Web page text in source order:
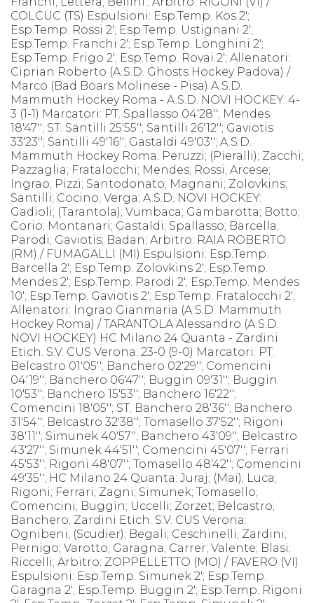
COLCUC (TS) Espulsioni: Esp.Temp. Kos 2';
Esp.Temp. Rossi 2'; Esp.Temp. Ustignani 2';
Esp.Temp. Franchi 2'; Esp.Temp. Longhini 2';
Esp.Temp. Frigo 2'; Esp.Temp. Rovai 2'; Allenatori:
Ciprian Roberto (A.S.D. Ghosts Hockey Padova) /
Marco (Bad Boars Molinese - Pisa) A.S.D.
Mammuth Hockey Roma - A.S.D. NOVI HOCKEY: 4-
3 (1-1) Marcatori: PT. Spallasso 04'28''; Mendes
18'47''; ST. Santilli 25'55''; Santilli 26'12''; Gaviotis
33'23''; Santilli 49'16''; Gastaldi 49'03''; A.S.D.
Mammuth Hockey Roma: Peruzzi; (Pieralli); Zacchi;
Pazzaglia; Fratalocchi; Mendes; Rossi; Arcese;
Ingrao; Pizzi; Santodonato; Magnani; Zolovkins;
Santilli; Cocino; Verga; A.S.D. NOVI HOCKEY:
Gadioli; (Tarantola); Vumbaca; Gambarotta; Botto;
Corio; Montanari; Gastaldi; Spallasso; Barcella;
Parodi; Gaviotis; Badan; Arbitro: RAIA ROBERTO
(RM) / FUMAGALLI (MI) Espulsioni: Esp.Temp.
Barcella 2'; Esp.Temp. Zolovkins 2'; Esp.Temp.
Mendes 2'; Esp.Temp. Parodi 2'; Esp.Temp. Mendes
10'; Esp.Temp. Gaviotis 2'; Esp.Temp. Fratalocchi 2';
Allenatori: Ingrao Gianmaria (A.S.D. Mammuth
Hockey Roma) / TARANTOLA Alessandro (A.S.D.
NOVI HOCKEY) HC Milano 24 Quanta - Zardini
Etich. S.V. CUS Verona: 23-0 (9-0) Marcatori: PT.
Belcastro 01'05''; Banchero 02'29''; Comencini
04'19''; Banchero 06'47''; Buggin 09'31''; Buggin
10'53''; Banchero 15'53''; Banchero 16'22'';
Comencini 18'05''; ST. Banchero 28'36''; Banchero
31'54''; Belcastro 32'38''; Tomasello 37'52''; Rigoni
38'11''; Simunek 40'57''; Banchero 43'09''; Belcastro
43'27''; Simunek 44'51''; Comencini 45'07''; Ferrari
45'53''; Rigoni 48'07''; Tomasello 48'42''; Comencini
49'35''; HC Milano 24 Quanta: Juraj; (Mai); Luca;
Rigoni; Ferrari; Zagni; Simunek; Tomasello;
Comencini; Buggin; Uccelli; Zorzet; Belcastro;
Banchero; Zardini Etich. S.V. CUS Verona:
Ognibeni; (Scudier); Begali; Ceschinelli; Zardini;
Pernigo; Varotto; Garagna; Carrer; Valente; Blasi;
Riccelli; Arbitro: ZOPPELLETTO (MO) / FAVERO (VI)
Espulsioni: Esp.Temp. Simunek 2'; Esp.Temp.
Garagna 2'; Esp.Temp. Buggin 2'; Esp.Temp. Rigoni